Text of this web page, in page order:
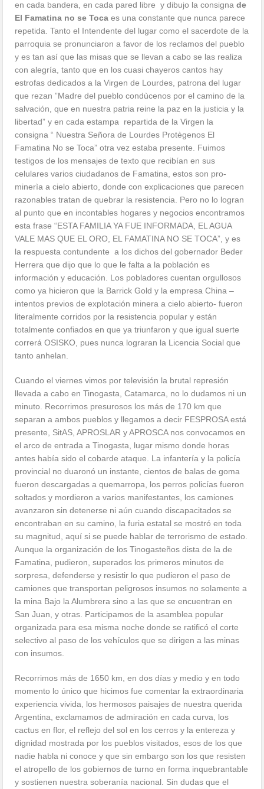
en cada bandera, en cada pared libre y dibujo la consignade
El Famatina no se Toca es una constante que nunca parece
repetida. Tanto el Intendente del lugar como el sacerdote de la
parroquia se pronunciaron a favor de los reclamos del pueblo
y es tan así que las misas que se llevan a cabo se las realiza
con alegría, tanto que en los cuasi chayeros cantos hay
estrofas dedicados a la Virgen de Lourdes, patrona del lugar
que rezan ”Madre del pueblo condùcenos por el camino de la
salvación, que en nuestra patria reine la paz en la justicia y la
libertad” y en cada estampa repartida de la Virgen la
consigna “ Nuestra Señora de Lourdes Protègenos El
Famatina No se Toca” otra vez estaba presente. Fuimos
testigos de los mensajes de texto que recibían en sus
celulares varios ciudadanos de Famatina, estos son pro-
minerìa a cielo abierto, donde con explicaciones que parecen
razonables tratan de quebrar la resistencia. Pero no lo logran
al punto que en incontables hogares y negocios encontramos
esta frase “ESTA FAMILIA YA FUE INFORMADA, EL AGUA
VALE MAS QUE EL ORO, EL FAMATINA NO SE TOCA”, y es
la respuesta contundente a los dichos del gobernador Beder
Herrera que dijo que lo que le falta a la población es
información y educación. Los pobladores cuentan orgullosos
como ya hicieron que la Barrick Gold y la empresa China –
intentos previos de explotación minera a cielo abierto- fueron
literalmente corridos por la resistencia popular y están
totalmente confiados en que ya triunfaron y que igual suerte
correrá OSISKO, pues nunca lograran la Licencia Social que
tanto anhelan.
Cuando el viernes vimos por televisión la brutal represión
llevada a cabo en Tinogasta, Catamarca, no lo dudamos ni un
minuto. Recorrimos presurosos los más de 170 km que
separan a ambos pueblos y llegamos a decir FESPROSA está
presente, SitAS, APROSLAR y APROSCA nos convocamos en
el arco de entrada a Tinogasta, lugar mismo donde horas
antes había sido el cobarde ataque. La infantería y la policía
provincial no duaronó un instante, cientos de balas de goma
fueron descargadas a quemarropa, los perros policías fueron
soltados y mordieron a varios manifestantes, los camiones
avanzaron sin detenerse ni aún cuando discapacitados se
encontraban en su camino, la furia estatal se mostró en toda
su magnitud, aquí si se puede hablar de terrorismo de estado.
Aunque la organización de los Tinogasteños dista de la de
Famatina, pudieron, superados los primeros minutos de
sorpresa, defenderse y resistir lo que pudieron el paso de
camiones que transportan peligrosos insumos no solamente a
la mina Bajo la Alumbrera sino a las que se encuentran en
San Juan, y otras. Participamos de la asamblea popular
organizada para esa misma noche donde se ratificó el corte
selectivo al paso de los vehículos que se dirigen a las minas
con insumos.
Recorrimos más de 1650 km, en dos días y medio y en todo
momento lo único que hicimos fue comentar la extraordinaria
experiencia vivida, los hermosos paisajes de nuestra querida
Argentina, exclamamos de admiración en cada curva, los
cactus en flor, el reflejo del sol en los cerros y la entereza y
dignidad mostrada por los pueblos visitados, esos de los que
nadie habla ni conoce y que sin embargo son los que resisten
el atropello de los gobiernos de turno en forma inquebrantable
y sostienen nuestra soberanía nacional. Sin dudas que el